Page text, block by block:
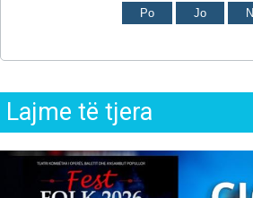
Po Jo
Lajme të tjera